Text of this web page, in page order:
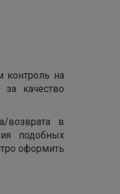
контроль на
качество
возврата в
подобных
оформить